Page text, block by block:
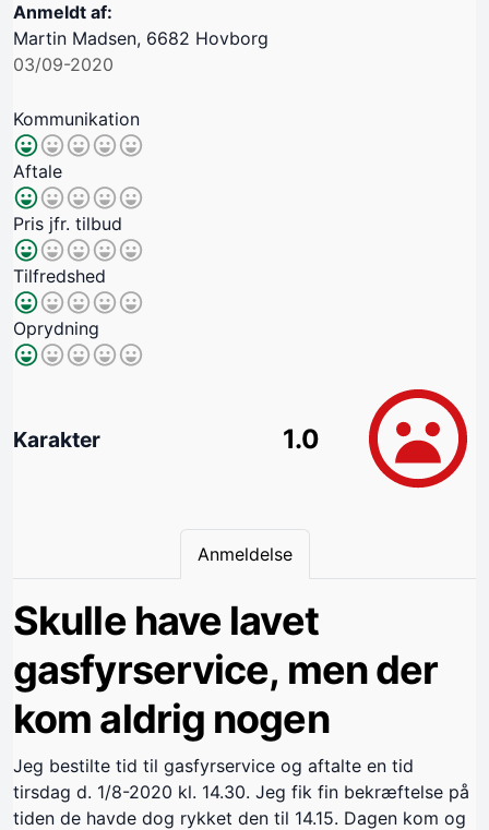
Anmeldt af:
Martin Madsen, 6682 Hovborg
03/09-2020
Kommunikation
Aftale
Pris jfr. tilbud
Tilfredshed
Oprydning
Karakter 1.0
Anmeldelse
Skulle have lavet
gasfyrservice, men der
kom aldrig nogen
Jeg bestilte tid til gasfyrservice og aftalte en tid
tirsdag d. 1/8-2020 kl. 14.30. Jeg fik fin bekræftelse på
tiden de havde dog rykket den til 14.15. Dagen kom og